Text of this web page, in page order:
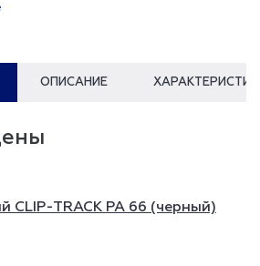
ОПИСАНИЕ
CLIP-TRACK PA 66 (черный)